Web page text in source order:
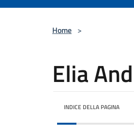
Home >
Elia
INDICE DELLA PAGINA